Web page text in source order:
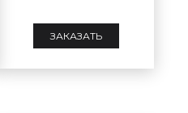
ЗАКАЗАТЬ